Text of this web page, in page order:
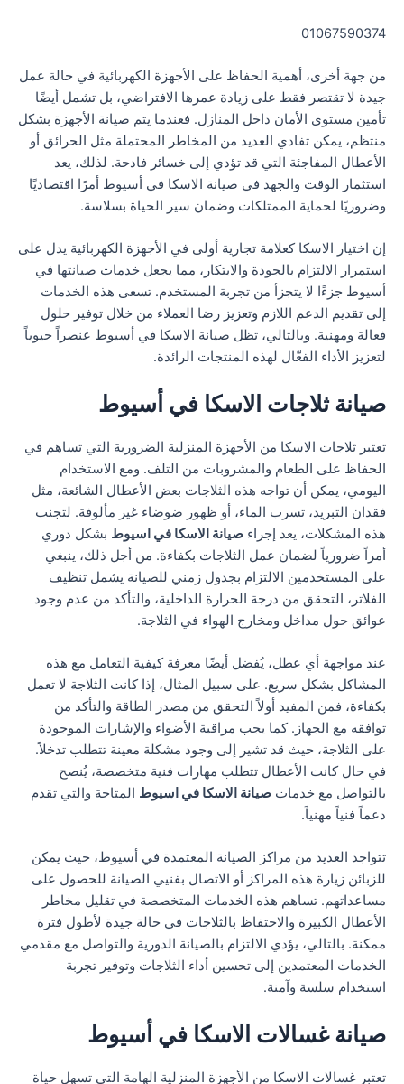
01067590374
من جهة أخرى، أهمية الحفاظ على الأجهزة الكهربائية في حالة عمل
جيدة لا تقتصر فقط على زيادة عمرها الافتراضي، بل تشمل أيضًا
تأمين مستوى الأمان داخل المنازل. فعندما يتم صيانة الأجهزة بشكل
منتظم، يمكن تفادي العديد من المخاطر المحتملة مثل الحرائق أو
الأعطال المفاجئة التي قد تؤدي إلى خسائر فادحة. لذلك، يعد
استثمار الوقت والجهد في صيانة الاسكا في أسيوط أمرًا اقتصاديًا
وضروريًا لحماية الممتلكات وضمان سير الحياة بسلاسة.
إن اختيار الاسكا كعلامة تجارية أولى في الأجهزة الكهربائية يدل على
استمرار الالتزام بالجودة والابتكار، مما يجعل خدمات صيانتها في
أسيوط جزءًا لا يتجزأ من تجربة المستخدم. تسعى هذه الخدمات
إلى تقديم الدعم اللازم وتعزيز رضا العملاء من خلال توفير حلول
فعالة ومهنية. وبالتالي، تظل صيانة الاسكا في أسيوط عنصراً حيوياً
لتعزيز الأداء الفعّال لهذه المنتجات الرائدة.
صيانة ثلاجات الاسكا في أسيوط
تعتبر ثلاجات الاسكا من الأجهزة المنزلية الضرورية التي تساهم في
الحفاظ على الطعام والمشروبات من التلف. ومع الاستخدام
اليومي، يمكن أن تواجه هذه الثلاجات بعض الأعطال الشائعة، مثل
فقدان التبريد، تسرب الماء، أو ظهور ضوضاء غير مألوفة. لتجنب
هذه المشكلات، يعد إجراء صيانة الاسكا في اسيوط بشكل دوري
أمراً ضرورياً لضمان عمل الثلاجات بكفاءة. من أجل ذلك، ينبغي
على المستخدمين الالتزام بجدول زمني للصيانة يشمل تنظيف
الفلاتر، التحقق من درجة الحرارة الداخلية، والتأكد من عدم وجود
عوائق حول مداخل ومخارج الهواء في الثلاجة.
عند مواجهة أي عطل، يُفضل أيضًا معرفة كيفية التعامل مع هذه
المشاكل بشكل سريع. على سبيل المثال، إذا كانت الثلاجة لا تعمل
بكفاءة، فمن المفيد أولاً التحقق من مصدر الطاقة والتأكد من
توافقه مع الجهاز. كما يجب مراقبة الأضواء والإشارات الموجودة
على الثلاجة، حيث قد تشير إلى وجود مشكلة معينة تتطلب تدخلاً.
في حال كانت الأعطال تتطلب مهارات فنية متخصصة، يُنصح
بالتواصل مع خدمات صيانة الاسكا في اسيوط المتاحة والتي تقدم
دعماً فنياً مهنياً.
تتواجد العديد من مراكز الصيانة المعتمدة في أسيوط، حيث يمكن
للزبائن زيارة هذه المراكز أو الاتصال بفنيي الصيانة للحصول على
مساعداتهم. تساهم هذه الخدمات المتخصصة في تقليل مخاطر
الأعطال الكبيرة والاحتفاظ بالثلاجات في حالة جيدة لأطول فترة
ممكنة. بالتالي، يؤدي الالتزام بالصيانة الدورية والتواصل مع مقدمي
الخدمات المعتمدين إلى تحسين أداء الثلاجات وتوفير تجربة
استخدام سلسة وآمنة.
صيانة غسالات الاسكا في أسيوط
تعتبر غسالات الاسكا من الأجهزة المنزلية الهامة التي تسهل حياة